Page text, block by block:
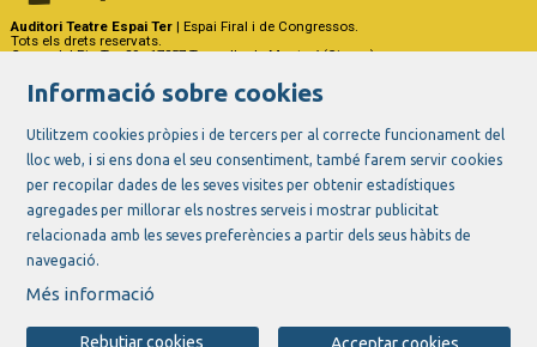
Auditori Teatre Espai Ter | Espai Firal i de Congressos.
Tots els drets reservats.
Carrer del Riu Ter, 29 - 17257 Torroella de Montgrí (Girona)
Link a instagram
Link a youtube
Link a twitter
Link a facebook
Informació sobre cookies
Utilitzem cookies pròpies i de tercers per al correcte funcionament del
lloc web, i si ens dona el seu consentiment, també farem servir cookies
per recopilar dades de les seves visites per obtenir estadístiques
agregades per millorar els nostres serveis i mostrar publicitat
relacionada amb les seves preferències a partir dels seus hàbits de
navegació.
Més informació
Rebutjar cookies